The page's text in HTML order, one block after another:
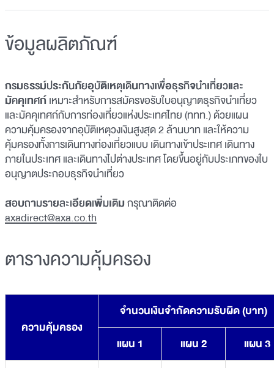
ข้อมูลผลิตภัณฑ์
กรมธรรม์ประกันภัยอุบัติเหตุเดินทางเพื่อธุรกิจนำเที่ยวและ
มัคคุเทศก์เหมาะสำหรับการสมัครขอรับใบอนุญาตธุรกิจนำเที่ยว
และมัคคุเทศก์กับการท่องเที่ยวแห่งประเทศไทย (ททท.) ด้วยแผน
ความคุ้มครองจากอุบัติเหตุวงเงินสูงสุด 2 ล้านบาท และให้ความ
คุ้มครองทั้งการเดินทางท่องเที่ยวแบบ เดินทางเข้าประเทศ เดินทาง
ภายในประเทศ และเดินทางไปต่างประเทศ โดยขึ้นอยู่กับประเภทของใบ
อนุญาตประกอบธุรกิจนำเที่ยว
สอบถามรายละเอียดเพิ่มเติมกรุณาติดต่อ
axadirect@axa.co.th
ตารางความคุ้มครอง
ความคุ้มครอง
จำนวนเงินจำกัดความรับผิด (บาท)
แผน 1
แผน 2
แผน 3